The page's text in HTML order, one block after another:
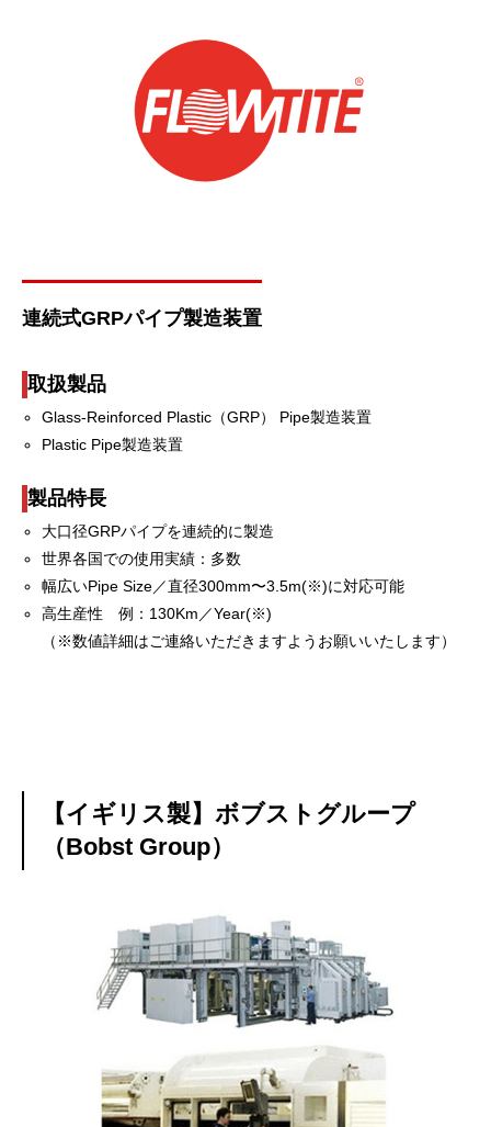
連続式GRPパイプ製造装置
取扱製品
Glass-Reinforced Plastic（GRP） Pipe製造装置
Plastic Pipe製造装置
製品特長
大口径GRPパイプを連続的に製造
世界各国での使用実績：多数
幅広いPipe Size／直径300mm〜3.5m(※)に対応可能
高生産性 例：130Km／Year(※)
（※数値詳細はご連絡いただきますようお願いいたします）
【イギリス製】ボブストグループ
（Bobst Group）